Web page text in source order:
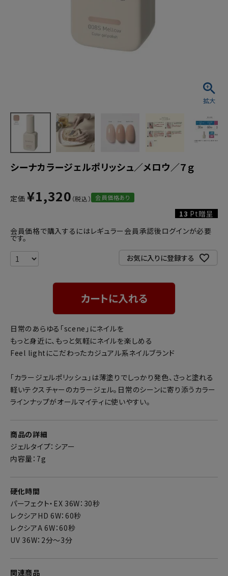
シーナカラージェルポリッシュ／メロウ／７ｇ
定価 ¥1,320 会員価格あり
13 Pt贈呈
会員価格で購入するにはレギュラー会員承認後ログインが必要
です。
お気に入りに登録する
カートに入れる
日常のあらゆる「scene」にネイルを
もっと身近に、もっと気軽にネイルを楽しめる
Feel lightにこだわったカジュアル系ネイルブランド
「カラージェルポリッシュ」は薄塗りでしっかり発色、さっと塗れる
軽いテクスチャーのカラージェル。日常のシーンに寄り添うカラー
ラインナップがオールマイティに使いやすい。
商品の詳細
ジェルタイプ：シアー
内容量：7g
硬化時間
パーフェクト・EX 36W：30秒
レクシアHD 6W：60秒
レクシアA 6W：60秒
UV 36W：2分～3分
関連商品